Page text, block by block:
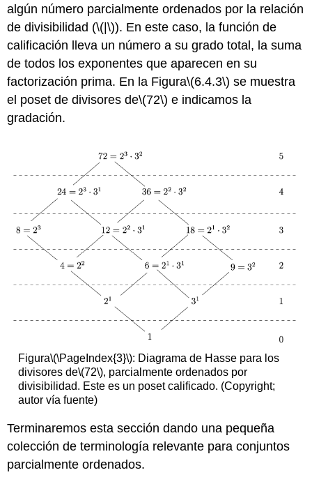
algún número parcialmente ordenados por la relación
de divisibilidad (\(|\)). En este caso, la función de
calificación lleva un número a su grado total, la suma
de todos los exponentes que aparecen en su
factorización prima. En la Figura\(6.4.3\) se muestra
el poset de divisores de\(72\) e indicamos la
gradación.
Figura\(\PageIndex{3}\): Diagrama de Hasse para los
divisores de\(72\), parcialmente ordenados por
divisibilidad. Este es un poset calificado. (Copyright;
autor vía fuente)
Terminaremos esta sección dando una pequeña
colección de terminología relevante para conjuntos
parcialmente ordenados.